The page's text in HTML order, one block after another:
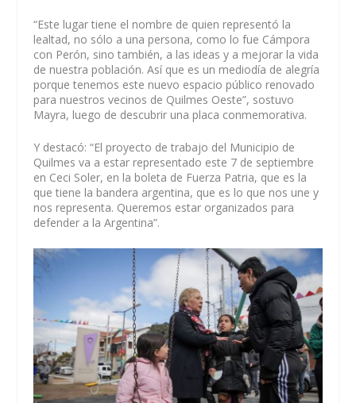
“Este lugar tiene el nombre de quien representó la
lealtad, no sólo a una persona, como lo fue Cámpora
con Perón, sino también, a las ideas y a mejorar la vida
de nuestra población. Así que es un mediodía de alegría
porque tenemos este nuevo espacio público renovado
para nuestros vecinos de Quilmes Oeste”, sostuvo
Mayra, luego de descubrir una placa conmemorativa.
Y destacó: “El proyecto de trabajo del Municipio de
Quilmes va a estar representado este 7 de septiembre
en Ceci Soler, en la boleta de Fuerza Patria, que es la
que tiene la bandera argentina, que es lo que nos une y
nos representa. Queremos estar organizados para
defender a la Argentina”.